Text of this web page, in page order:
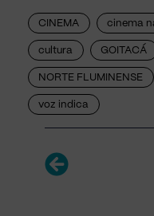
CINEMA cinema
cultura GOITACÁ
NORTE FLUMINENSE
voz indica